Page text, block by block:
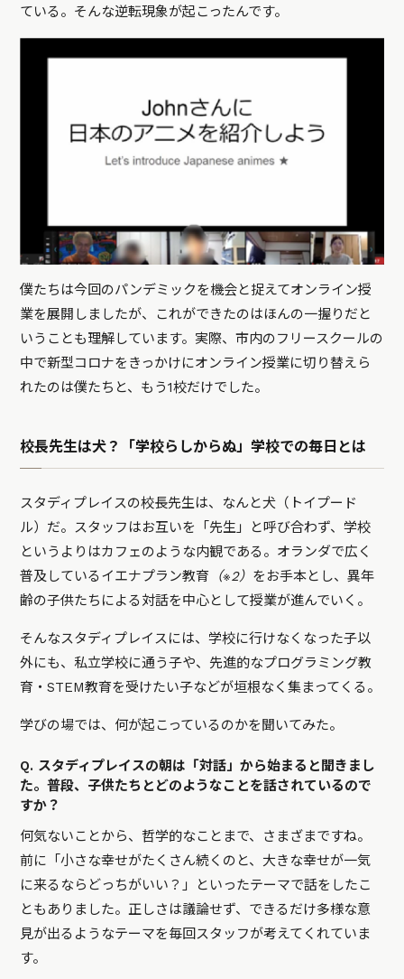
ている。そんな逆転現象が起こったんです。
僕たちは今回のパンデミックを機会と捉えてオンライン授
業を展開しましたが、これができたのはほんの一握りだと
いうことも理解しています。実際、市内のフリースクールの
中で新型コロナをきっかけにオンライン授業に切り替えら
れたのは僕たちと、もう1校だけでした。
校長先生は犬？「学校らしからぬ」学校での毎日とは
スタディプレイスの校長先生は、なんと犬（トイプード
ル）だ。スタッフはお互いを「先生」と呼び合わず、学校
というよりはカフェのような内観である。オランダで広く
普及しているイエナプラン教育 （※2） をお手本とし、異年
齢の子供たちによる対話を中心として授業が進んでいく。
そんなスタディプレイスには、学校に行けなくなった子以
外にも、私立学校に通う子や、先進的なプログラミング教
育・STEM教育を受けたい子などが垣根なく集まってくる。
学びの場では、何が起こっているのかを聞いてみた。
Q. スタディプレイスの朝は「対話」から始まると聞きまし
た。普段、子供たちとどのようなことを話されているので
すか？
何気ないことから、哲学的なことまで、さまざまですね。
前に「小さな幸せがたくさん続くのと、大きな幸せが一気
に来るならどっちがいい？」といったテーマで話をしたこ
ともありました。正しさは議論せず、できるだけ多様な意
見が出るようなテーマを毎回スタッフが考えてくれていま
す。